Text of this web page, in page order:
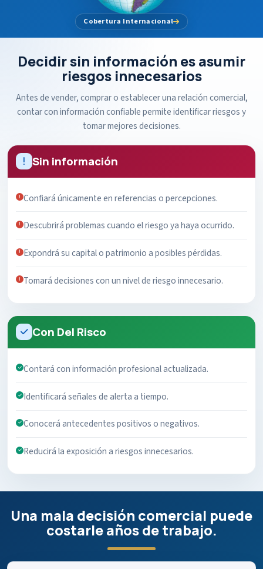
Cobertura Internacional
Decidir sin información es asumir
riesgos innecesarios
Antes de vender, comprar o establecer una relación comercial,
contar con información confiable permite identificar riesgos y
tomar mejores decisiones.
Sin información
Confiará únicamente en referencias o percepciones.
Descubrirá problemas cuando el riesgo ya haya ocurrido.
Expondrá su capital o patrimonio a posibles pérdidas.
Tomará decisiones con un nivel de riesgo innecesario.
Con Del Risco
Contará con información profesional actualizada.
Identificará señales de alerta a tiempo.
Conocerá antecedentes positivos o negativos.
Reducirá la exposición a riesgos innecesarios.
Una mala decisión comercial puede
costarle años de trabajo.